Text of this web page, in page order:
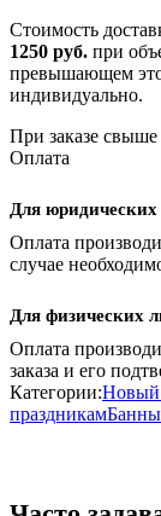
Стоимость
1250 руб. при
превышающем
индивидуально.
При заказе свыше
Оплата
Для
Оплата
случае
Для физических
Оплата
заказа и его
Категории:Новый
праздникам